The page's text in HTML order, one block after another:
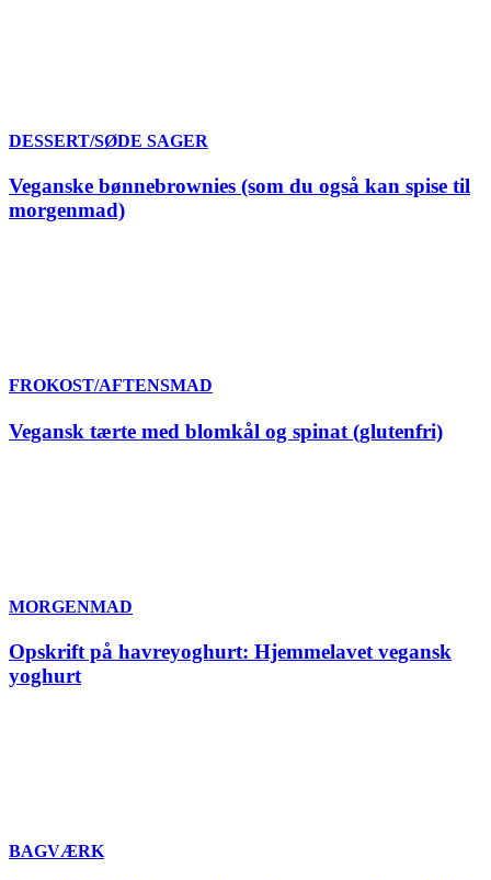
DESSERT/SØDE SAGER
Veganske bønnebrownies (som du også kan spise til
morgenmad)
FROKOST/AFTENSMAD
Vegansk tærte med blomkål og spinat (glutenfri)
MORGENMAD
Opskrift på havreyoghurt: Hjemmelavet vegansk
yoghurt
BAGVÆRK